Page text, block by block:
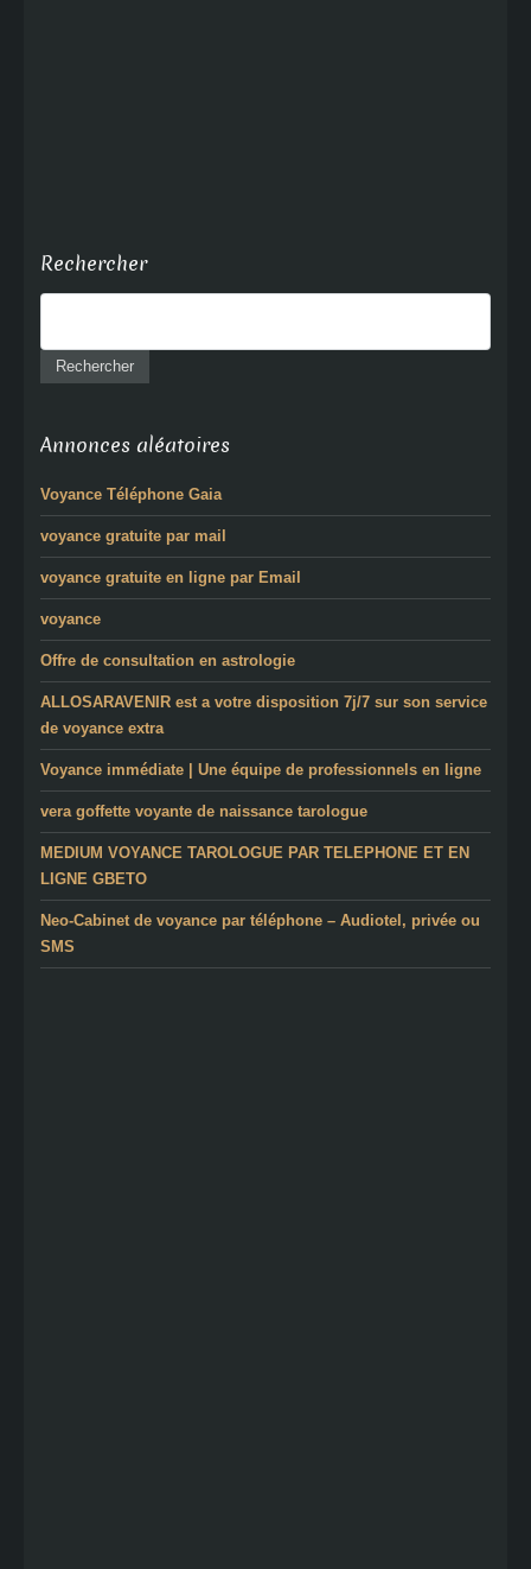
Rechercher
Annonces aléatoires
Voyance Téléphone Gaia
voyance gratuite par mail
voyance gratuite en ligne par Email
voyance
Offre de consultation en astrologie
ALLOSARAVENIR est a votre disposition 7j/7 sur son service
de voyance extra
Voyance immédiate | Une équipe de professionnels en ligne
vera goffette voyante de naissance tarologue
MEDIUM VOYANCE TAROLOGUE PAR TELEPHONE ET EN
LIGNE GBETO
Neo-Cabinet de voyance par téléphone – Audiotel, privée ou
SMS